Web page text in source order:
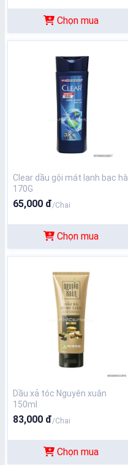
Chọn mua
Clear dầu gội mát lạnh bạc hà
170G
65,000 đ/Chai
Chọn mua
Dầu xả tóc Nguyên xuân
150ml
83,000 đ/Chai
Chọn mua